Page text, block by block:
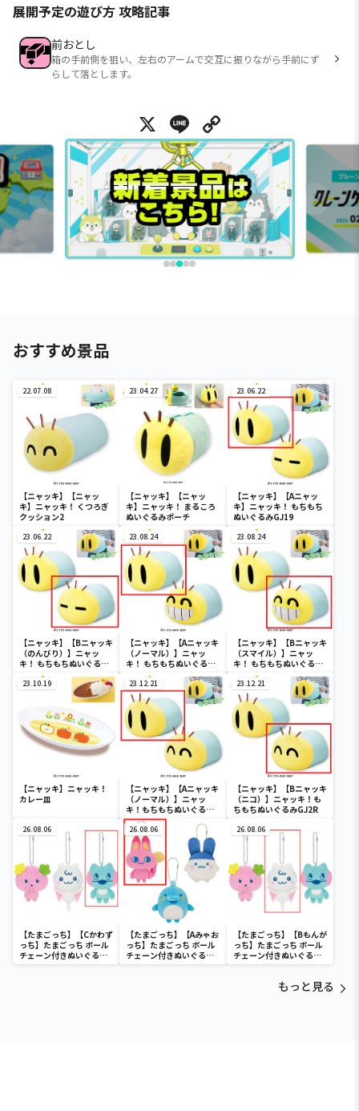
展開予定の遊び方 攻略記事
前おとし
箱の手前側を狙い、左右のアームで交互に振りながら手前にず
らして落とします。
X Line
おすすめ景品
22.07.08
【ニャッキ】【ニャッ
キ】ニャッキ！ くつろぎ
クッション2
23.04.27
【ニャッキ】【ニャッ
キ】ニャッキ！ まるころ
ぬいぐるみポーチ
23.06.22
【ニャッキ】【Aニャッ
キ】ニャッキ！ もちもち
ぬいぐるみGJ19
23.06.22
【ニャッキ】【Bニャッキ
（のんびり）】ニャッ
キ！ もちもちぬいぐるみ
23.08.24
【ニャッキ】【Aニャッキ
（ノーマル）】ニャッ
キ！ もちもちぬいぐるみ
23.08.24
【ニャッキ】【Bニャッキ
（スマイル）】ニャッ
キ！ もちもちぬいぐるみ
23.10.19
【ニャッキ】ニャッキ！
カレー皿
23.12.21
【ニャッキ】【Aニャッキ
（ノーマル）】ニャッ
キ！もちもちぬいぐるみ
GJ2R
23.12.21
【ニャッキ】【Bニャッキ
（ニコ）】ニャッキ！も
ちもちぬいぐるみGJ2R
26.08.06
【たまごっち】【Cかわず
っち】たまごっち ボール
チェーン付きぬいぐるみ
～Tamagotchi
26.08.06
【たまごっち】【Aみゃお
っち】たまごっち ボール
チェーン付きぬいぐるみ
～Tamagotchi
26.08.06
【たまごっち】【Bもんが
っち】たまごっち ボール
チェーン付きぬいぐるみ
～Tamagotchi
もっと見る